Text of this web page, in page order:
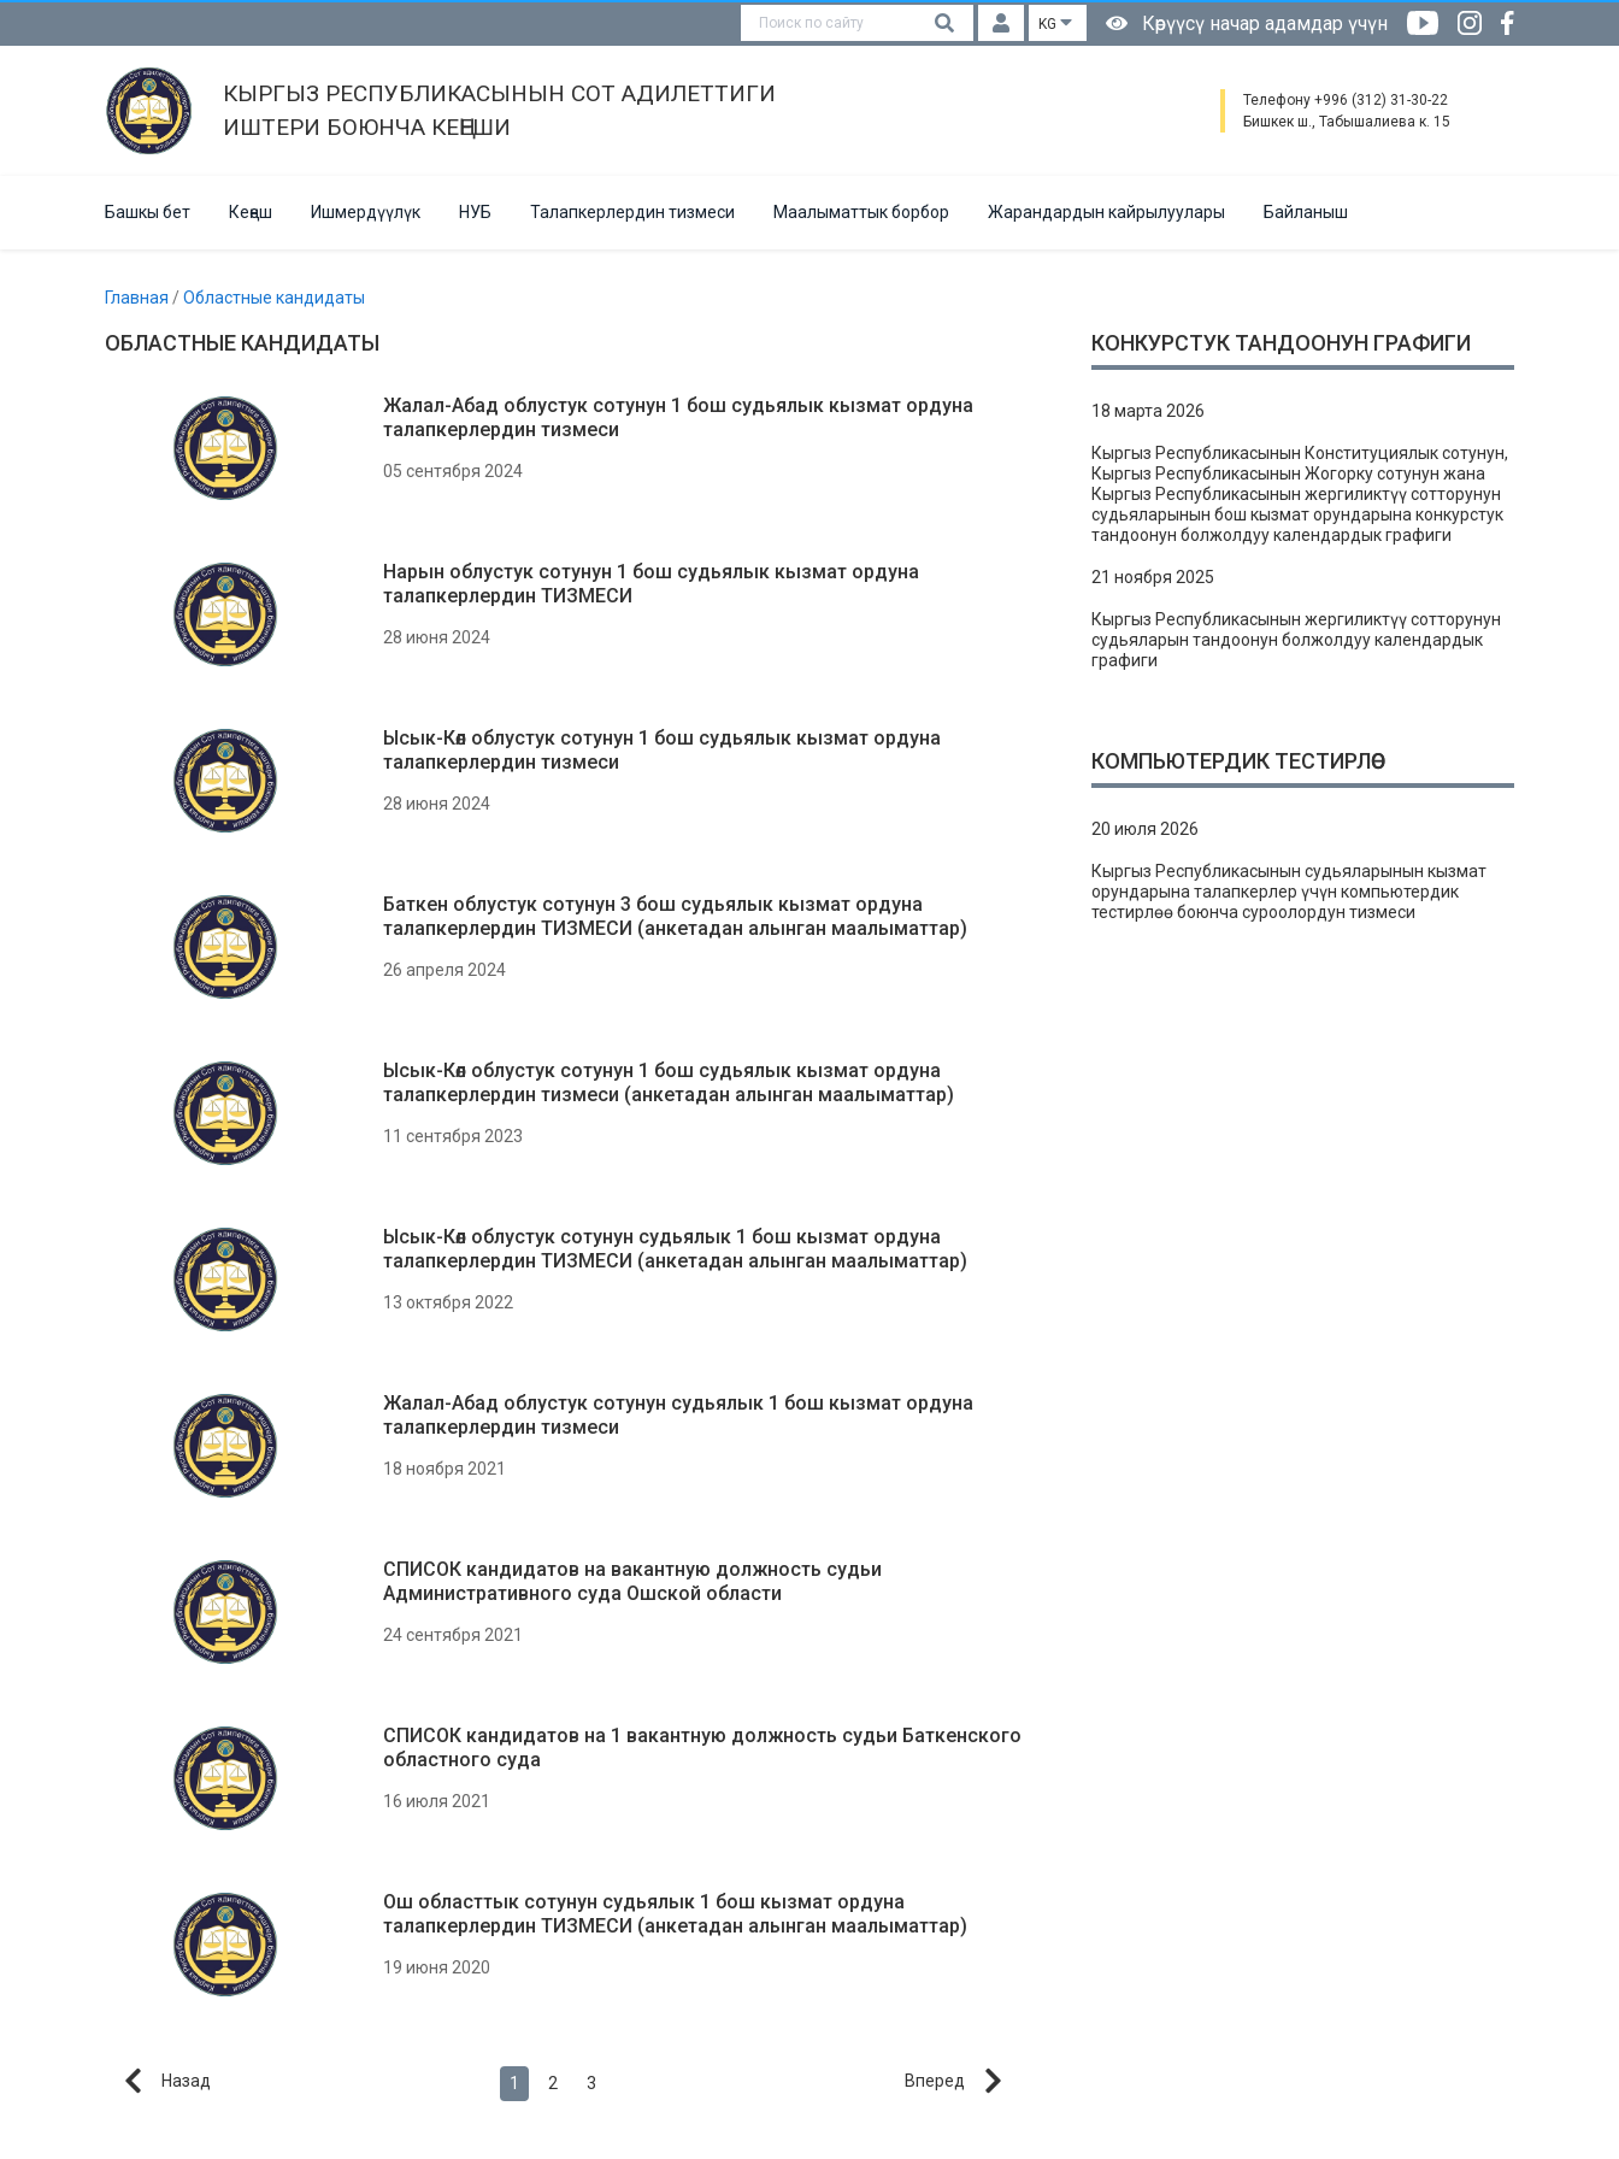
KG Көрүүсү начар адамдар үчүн
КЫРГЫЗ РЕСПУБЛИКАСЫНЫН СОТ АДИЛЕТТИГИ
ИШТЕРИ БОЮНЧА КЕҢЕШИ
Телефону +996 (312) 31-30-22
Бишкек ш., Табышалиева к. 15
Башкы бет Кеңеш Ишмердүүлүк НУБ Талапкерлердин тизмеси Маалыматтык борбор Жарандардын кайрылуулары Байланыш
Главная /Областные кандидаты
ОБЛАСТНЫЕ КАНДИДАТЫ
Жалал-Абад облустук сотунун 1 бош судьялык кызмат ордуна
талапкерлердин тизмеси
05 сентября 2024
Нарын облустук сотунун 1 бош судьялык кызмат ордуна
талапкерлердин ТИЗМЕСИ
28 июня 2024
Ысык-Көл облустук сотунун 1 бош судьялык кызмат ордуна
талапкерлердин тизмеси
28 июня 2024
Баткен облустук сотунун 3 бош судьялык кызмат ордуна
талапкерлердин ТИЗМЕСИ (анкетадан алынган маалыматтар)
26 апреля 2024
Ысык-Көл облустук сотунун 1 бош судьялык кызмат ордуна
талапкерлердин тизмеси (анкетадан алынган маалыматтар)
11 сентября 2023
Ысык-Көл облустук сотунун судьялык 1 бош кызмат ордуна
талапкерлердин ТИЗМЕСИ (анкетадан алынган маалыматтар)
13 октября 2022
Жалал-Абад облустук сотунун судьялык 1 бош кызмат ордуна
талапкерлердин тизмеси
18 ноября 2021
СПИСОК кандидатов на вакантную должность судьи
Административного суда Ошской области
24 сентября 2021
СПИСОК кандидатов на 1 вакантную должность судьи Баткенского
областного суда
16 июля 2021
Ош областтык сотунун судьялык 1 бош кызмат ордуна
талапкерлердин ТИЗМЕСИ (анкетадан алынган маалыматтар)
19 июня 2020
Назад Вперед
1 2 3
КОНКУРСТУК ТАНДООНУН ГРАФИГИ
18 марта 2026
Кыргыз Республикасынын Конституциялык сотунун,
Кыргыз Республикасынын Жогорку сотунун жана
Кыргыз Республикасынын жергиликтүү сотторунун
судьяларынын бош кызмат орундарына конкурстук
тандоонун болжолдуу календардык графиги
21 ноября 2025
Кыргыз Республикасынын жергиликтүү сотторунун
судьяларын тандоонун болжолдуу календардык
графиги
КОМПЬЮТЕРДИК ТЕСТИРЛӨӨ
20 июля 2026
Кыргыз Республикасынын судьяларынын кызмат
орундарына талапкерлер үчүн компьютердик
тестирлөө боюнча суроолордун тизмеси